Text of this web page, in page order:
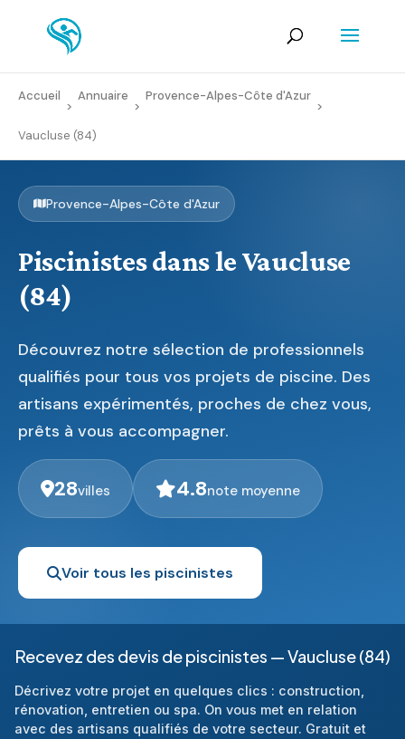
Accueil
>
Annuaire
>
Provence-Alpes-Côte d'Azur
>
Vaucluse (84)
Provence-Alpes-Côte d'Azur
Piscinistes dans le Vaucluse
(84)
Découvrez notre sélection de professionnels
qualifiés pour tous vos projets de piscine. Des
artisans expérimentés, proches de chez vous,
prêts à vous accompagner.
28villes 4.8note moyenne
Voir tous les piscinistes
Recevez des devis de piscinistes — Vaucluse (84)
Décrivez votre projet en quelques clics : construction,
rénovation, entretien ou spa. On vous met en relation
avec des artisans qualifiés de votre secteur. Gratuit et